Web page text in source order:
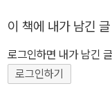
르고 손실을 최소화한
이었는지 그 구조와 선
다. 또한 아프리카 각지
노예선의 실상도 살펴
이 책에 내가 남긴 글
로그인하면 내가 남긴
로그인하기